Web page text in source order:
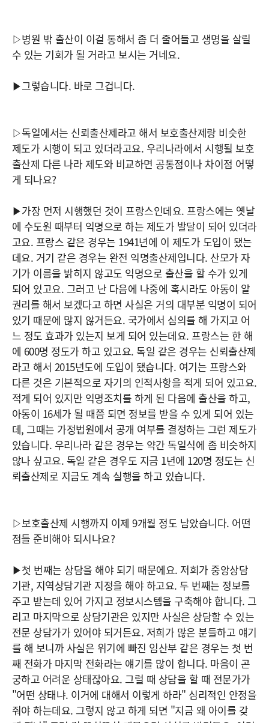
▷병원 밖 출산이 이걸 통해서 좀 더 줄어들고 생명을 살릴
수 있는 기회가 될 거라고 보시는 거네요.
▶그렇습니다. 바로 그겁니다.
▷독일에서는 신뢰출산제라고 해서 보호출산제랑 비슷한
제도가 시행이 되고 있더라고요. 우리나라에서 시행될 보호
출산제 다른 나라 제도와 비교하면 공통점이나 차이점 어떻
게 되나요?
▶가장 먼저 시행했던 것이 프랑스인데요. 프랑스에는 옛날
에 수도원 때부터 익명으로 하는 제도가 발달이 되어 있더라
고요. 프랑스 같은 경우는 1941년에 이 제도가 도입이 됐는
데요. 거기 같은 경우는 완전 익명출산제입니다. 산모가 자
기가 이름을 밝히지 않고도 익명으로 출산을 할 수가 있게
되어 있고요. 그러고 난 다음에 나중에 혹시라도 아동이 알
권리를 해서 보겠다고 하면 사실은 거의 대부분 익명이 되어
있기 때문에 많지 않거든요. 국가에서 심의를 해 가지고 어
느 정도 효과가 있는지 보게 되어 있는데요. 프랑스는 한 해
에 600명 정도가 하고 있고요. 독일 같은 경우는 신뢰출산제
라고 해서 2015년도에 도입이 됐습니다. 여기는 프랑스와
다른 것은 기본적으로 자기의 인적사항을 적게 되어 있고요.
적게 되어 있지만 익명조치를 하게 된 다음에 출산을 하고,
아동이 16세가 될 때쯤 되면 정보를 받을 수 있게 되어 있는
데, 그때는 가정법원에서 공개 여부를 결정하는 그런 제도가
있습니다. 우리나라 같은 경우는 약간 독일식에 좀 비슷하지
않나 싶고요. 독일 같은 경우도 지금 1년에 120명 정도는 신
뢰출산제로 지금도 계속 실행을 하고 있습니다.
▷보호출산제 시행까지 이제 9개월 정도 남았습니다. 어떤
점들 준비해야 되시나요?
▶첫 번째는 상담을 해야 되기 때문에요. 저희가 중앙상담
기관, 지역상담기관 지정을 해야 하고요. 두 번째는 정보를
주고 받는데 있어 가지고 정보시스템을 구축해야 합니다. 그
리고 마지막으로 상담기관은 있지만 사실은 상담할 수 있는
전문 상담가가 있어야 되거든요. 저희가 많은 분들하고 얘기
를 해 보니까 사실은 위기에 빠진 임산부 같은 경우는 첫 번
째 전화가 마지막 전화라는 얘기를 많이 합니다. 마음이 곤
궁하고 어려운 상태잖아요. 그럴 때 상담을 할 때 전문가가
"어떤 상태냐. 이거에 대해서 이렇게 하라" 심리적인 안정을
줘야 하는데요. 그렇지 않고 하게 되면 "지금 왜 아이를 갖